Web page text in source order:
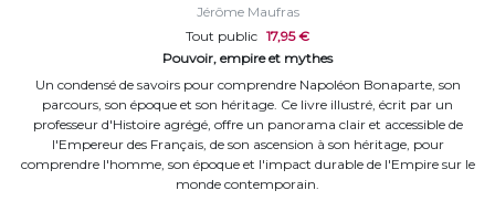
Jérôme Maufras
Tout public 17,95 €
Pouvoir, empire et mythes
Un condensé de savoirs pour comprendre Napoléon Bonaparte, son
parcours, son époque et son héritage. Ce livre illustré, écrit par un
professeur d'Histoire agrégé, offre un panorama clair et accessible de
l'Empereur des Français, de son ascension à son héritage, pour
comprendre l'homme, son époque et l'impact durable de l'Empire sur le
monde contemporain.